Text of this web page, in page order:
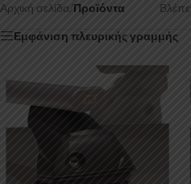
Αρχική σελίδα/Προϊόντα
Εμφάνιση πλευρικής γραμμής